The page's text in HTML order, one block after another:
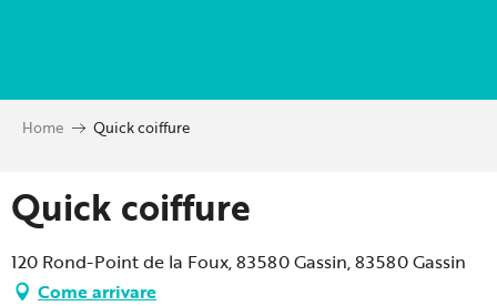
principal
Home Quick coiffure
Quick coiffure
120 Rond-Point de la Foux, 83580 Gassin, 83580 Gassin
Come arrivare